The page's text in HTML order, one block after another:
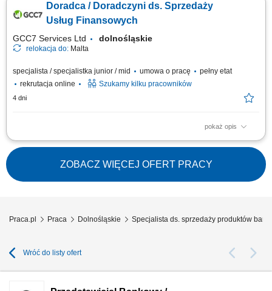
dopasowanie rozwiązań finansowych; rzetelne przedstawianie warunków
oferty, zasad i ryzyk; obsługa posprzedażowa klientów i realizacja
Doradca / Doradczyni ds. Sprzedaży
Usług Finansowych
GCC7 Services Ltd dolnośląskie
relokacja do: Malta
specjalista / specjalistka junior / mid umowa o pracę
pełny etat
rekrutacja online
Szukamy kilku pracowników
4 dni
pokaż opis
Zakres obowiązków: Prowadzenie telefonicznych rozmów z klientami
zainteresowanymi ofertą. Sprzedaż usług związanych z finansami, w tym
szkoleń z zakresu edukacji finansowej. Budowanie relacji z klientami oraz
pozyskiwanie nowych kontaktów dla partnerów biznesowych. Realizacja
celów...
ZOBACZ WIĘCEJ OFERT PRACY
Praca.pl Praca Dolnośląskie Specjalista ds. sprzedaży produktów
Wróć do listy ofert